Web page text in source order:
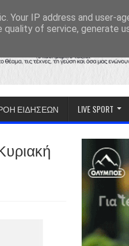
ΕΙΔΗΣΕΩΝ LIVE SPORT
Your IP address and user-
of service, generate